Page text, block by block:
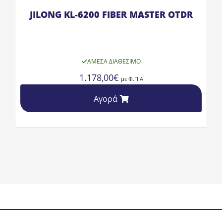
JILONG KL-6200 FIBER MASTER OTDR
ΆΜΕΣΑ ΔΙΑΘΈΣΙΜΟ
1.178,00€ με Φ.Π.Α
Αγορά